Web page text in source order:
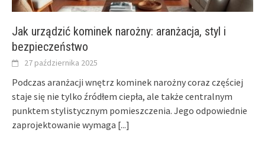
Jak urządzić kominek narożny: aranżacja, styl i
bezpieczeństwo
27 października 2025
Podczas aranżacji wnętrz kominek narożny coraz częściej
staje się nie tylko źródłem ciepła, ale także centralnym
punktem stylistycznym pomieszczenia. Jego odpowiednie
zaprojektowanie wymaga [...]